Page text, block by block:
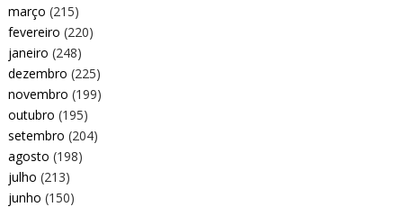
março (215)
fevereiro (220)
janeiro (248)
dezembro (225)
novembro (199)
outubro (195)
setembro (204)
agosto (198)
julho (213)
junho (150)